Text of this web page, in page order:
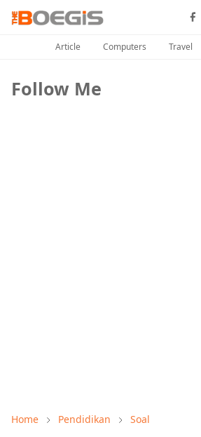
Article Computers Travel
Follow Me
Home Pendidikan Soal